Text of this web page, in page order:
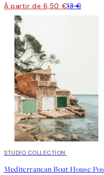
À partir de 6,50 €13 €
50%*
STUDIO COLLECTION